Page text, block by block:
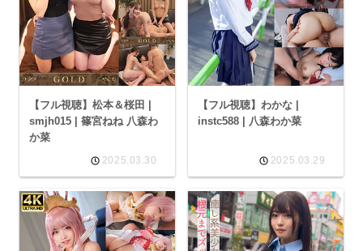
【フル視聴】松本＆桜田 |
smjh015 | 篠宮ねね 八森わ
か菜
2025.03.30
【フル視聴】わかな |
instc588 | 八森わか菜
2025.03.29